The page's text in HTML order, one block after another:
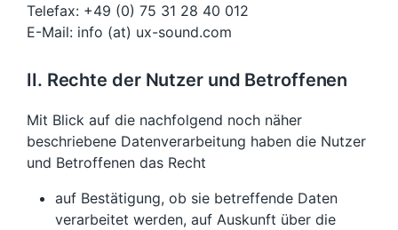
Telefax: +49 (0) 75 31 28 40 012
E-Mail: info (at) ux-sound.com
II. Rechte der Nutzer und Betroffenen
Mit Blick auf die nachfolgend noch näher
beschriebene Datenverarbeitung haben die Nutzer
und Betroffenen das Recht
auf Bestätigung, ob sie betreffende Daten
verarbeitet werden, auf Auskunft über die